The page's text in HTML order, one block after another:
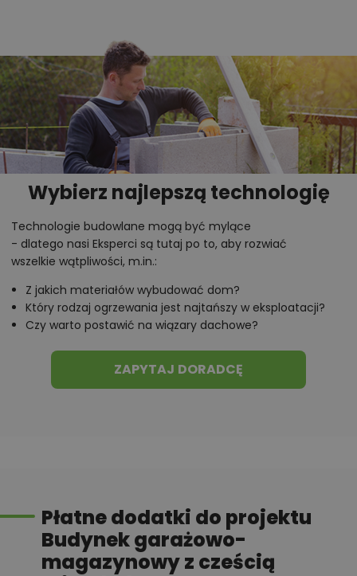
Wybierz najlepszą technologię
Technologie budowlane mogą być mylące
- dlatego nasi Eksperci są tutaj po to, aby rozwiać
wszelkie wątpliwości, m.in.:
Z jakich materiałów wybudować dom?
Który rodzaj ogrzewania jest najtańszy w eksploatacji?
Czy warto postawić na wiązary dachowe?
ZAPYTAJ DORADCĘ
Płatne dodatki do projektu
Budynek garażowo-
magazynowy z cześcią